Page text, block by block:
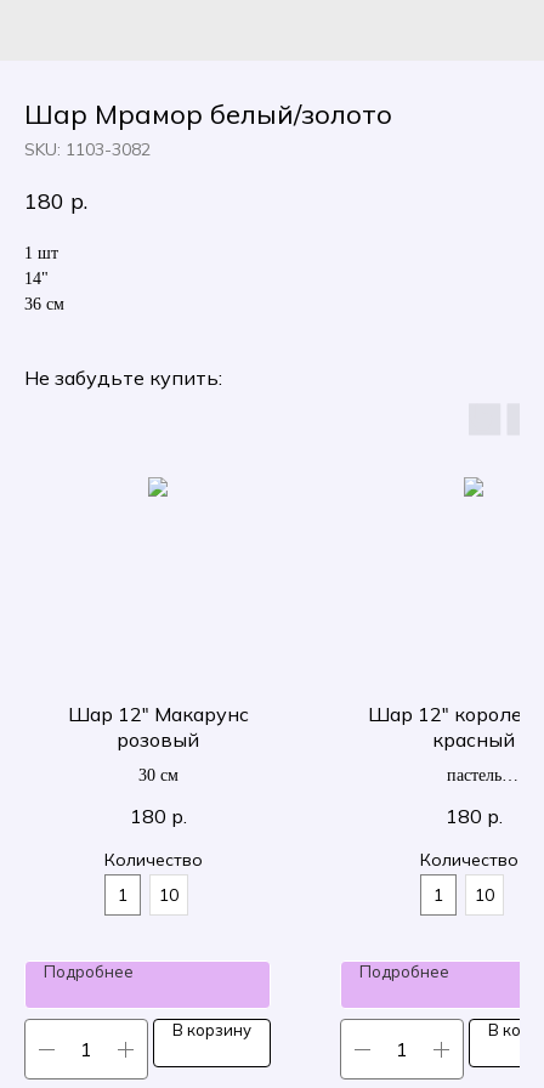
Шар Мрамор белый/золото
SKU: 1103-3082
180 р.
1 шт
14"
36 см
Не забудьте купить:
Шар 12" Макарунс
розовый
30 см
180 р.
Количество
1
10
Подробнее
В корзину
Шар 12"
красный
пастель
180 р.
Количество
1
10
Подробнее
В